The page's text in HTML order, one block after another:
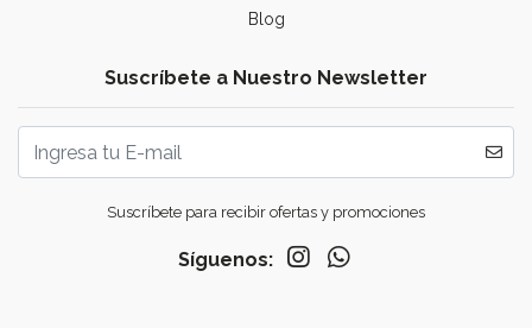
Blog
Suscríbete a Nuestro Newsletter
Suscríbete para recibir ofertas y promociones
Síguenos: